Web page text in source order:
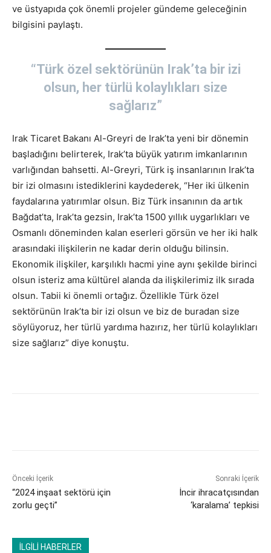
ve üstyapıda çok önemli projeler gündeme geleceğinin
bilgisini paylaştı.
“Türk özel sektörünün Irak’ta bir izi
olsun, her türlü kolaylıkları size
sağlarız”
Irak Ticaret Bakanı Al-Greyri de Irak’ta yeni bir dönemin
başladığını belirterek, Irak’ta büyük yatırım imkanlarının
varlığından bahsetti. Al-Greyri, Türk iş insanlarının Irak’ta
bir izi olmasını istediklerini kaydederek, “Her iki ülkenin
faydalarına yatırımlar olsun. Biz Türk insanının da artık
Bağdat’ta, Irak’ta gezsin, Irak’ta 1500 yıllık uygarlıkları ve
Osmanlı döneminden kalan eserleri görsün ve her iki halk
arasındaki ilişkilerin ne kadar derin olduğu bilinsin.
Ekonomik ilişkiler, karşılıklı hacmi yine aynı şekilde birinci
olsun isteriz ama kültürel alanda da ilişkilerimiz ilk sırada
olsun. Tabii ki önemli ortağız. Özellikle Türk özel
sektörünün Irak’ta bir izi olsun ve biz de buradan size
söylüyoruz, her türlü yardıma hazırız, her türlü kolaylıkları
size sağlarız” diye konuştu.
Önceki İçerik
“2024 inşaat sektörü için
zorlu geçti”
Sonraki İçerik
İncir ihracatçısından
‘karalama’ tepkisi
İLGİLİ HABERLER